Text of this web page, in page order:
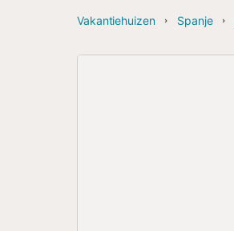
Vakantiehuizen Spanje